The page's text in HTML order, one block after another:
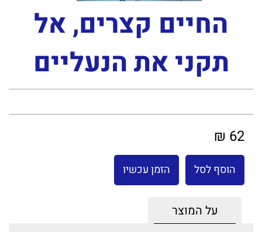
החיים קצרים, אל
תקני את הנעליים
62 ₪
הוסף לסל הזמן עכשיו
על המוצר